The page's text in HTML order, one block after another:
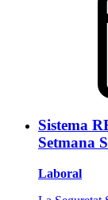
Sistema
Setmana
Laboral